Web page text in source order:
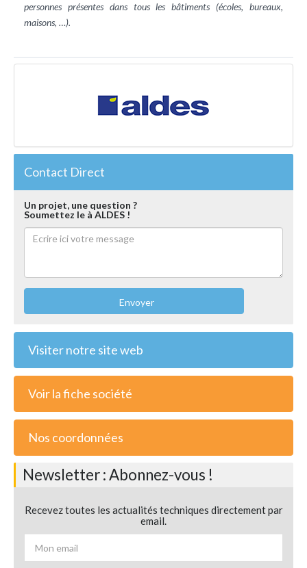
personnes présentes dans tous les bâtiments (écoles, bureaux,
maisons, …).
Contact Direct
Un projet, une question ?
Soumettez le à ALDES !
Envoyer
Visiter notre site web
Voir la fiche société
Nos coordonnées
Newsletter : Abonnez-vous !
Recevez toutes les actualités techniques directement par
email.